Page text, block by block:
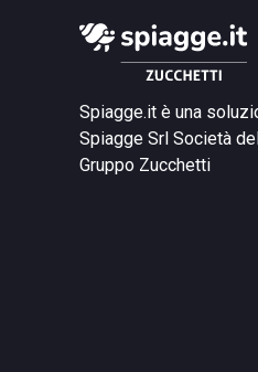
Spiagge.it è una
Spiagge Srl Società
Gruppo Zucchetti